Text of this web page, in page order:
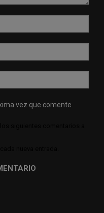
web:
vez que comente